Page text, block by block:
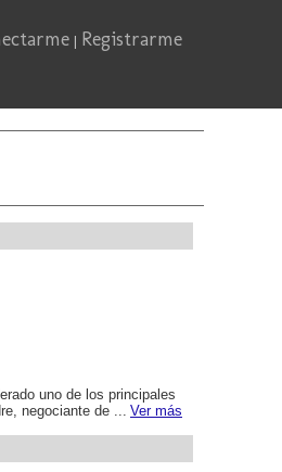
| Registrarme
uno de los principales
negociante de ... Ver más